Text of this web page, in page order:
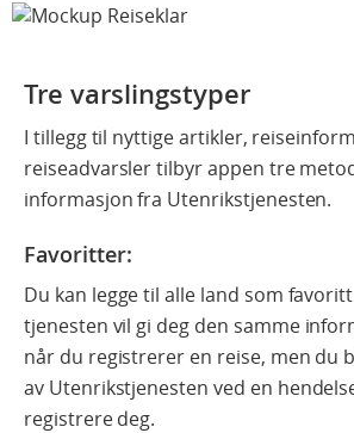
Tre varslingstyper
I tillegg til nyttige artikler,
reiseadvarsler tilbyr appen tre
informasjon fra Utenrikstjenesten.
Favoritter:
Du kan legge til alle land som
tjenesten vil gi deg den samme
når du registrerer en reise, men du
av Utenrikstjenesten ved en
registrere deg.